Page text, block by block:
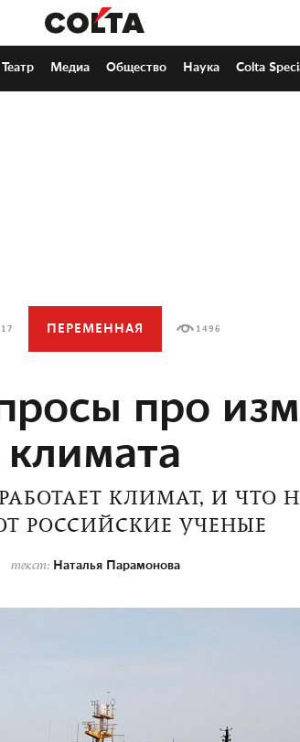
Театр Медиа Общество Наука Colta
ПЕРЕМЕННАЯ 1496
про
климата
КЛИМАТ, И ЧТО
РОССИЙСКИЕ УЧЕНЫЕ
текст: Наталья Парамонова